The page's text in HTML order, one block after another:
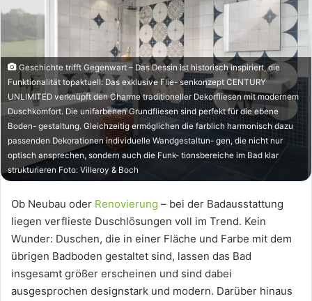
Geschichte trifft Gegenwart – Das Dessin ist historisch inspiriert, die
Funktionalität topaktuell: Das exklusive Flie- senkonzept CENTURY
UNLIMITED verknüpft den Charme traditioneller Dekorfliesen mit modernem
Duschkomfort. Die unifarbenen Grundfliesen sind perfekt für die ebene
Boden- gestaltung. Gleichzeitig ermöglichen die farblich harmonisch dazu
passenden Dekorationen individuelle Wandgestaltun- gen, die nicht nur
optisch ansprechen, sondern auch die Funk- tionsbereiche im Bad klar
strukturieren Foto: Villeroy & Boch
Ob Neubau oder Renovierung – bei der Badausstattung
liegen verflieste Duschlösungen voll im Trend. Kein
Wunder: Duschen, die in einer Fläche und Farbe mit dem
übrigen Badboden gestaltet sind, lassen das Bad
insgesamt größer erscheinen und sind dabei
ausgesprochen designstark und modern. Darüber hinaus